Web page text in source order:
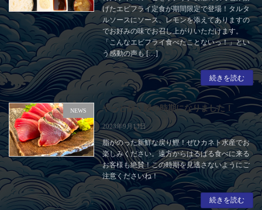
げたエビフライ定食が期間限定で登場！タルタ
ルソースにソース、レモンを添えてありますの
でお好みの味でお召し上がりいただけます。
「こんなエビフライ食べたことないっ！」とい
う感動の声も […]
続きを読む
NEWS やっと戻り鰹の時期になりました！
2023年9月13日
脂がのった新鮮な戻り鰹！ぜひカネト水産でお
楽しみください。遠方からはるばる食べに来る
お客様も絶賛！この時期を見逃さないようにご
注意くださいね！
続きを読む